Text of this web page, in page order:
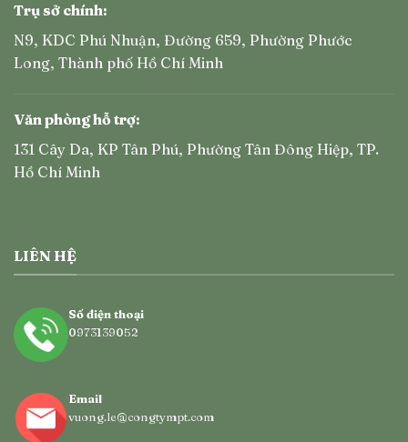
Trụ sở chính:
N9, KDC Phú Nhuận, Đường 659, Phường Phước
Long, Thành phố Hồ Chí Minh
Văn phòng hỗ trợ:
131 Cây Da, KP Tân Phú, Phường Tân Đông Hiệp, TP.
Hồ Chí Minh
LIÊN HỆ
Số điện thoại
0973139052
Email
vuong.le@congtympt.com